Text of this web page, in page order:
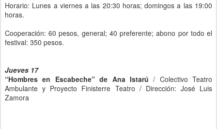
Horario: Lunes a viernes a las 20:30 horas; domingos a las 19:00
horas.
Cooperación: 60 pesos, general; 40 preferente; abono por todo el
festival: 350 pesos.
Jueves 17
“Hombres en Escabeche” de Ana Istarú / Colectivo Teatro
Ambulante y Proyecto Finisterre Teatro / Dirección: José Luis
Zamora